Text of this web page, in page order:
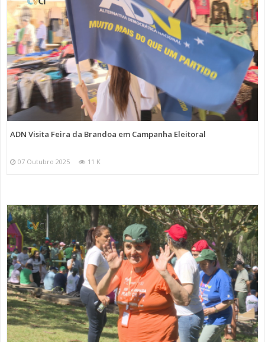
ADN Visita Feira da Brandoa em Campanha Eleitoral
07 Outubro 2025 11 K